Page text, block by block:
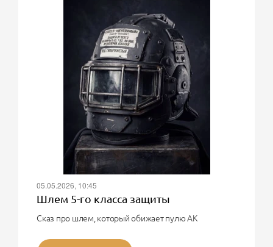
05.05.2026, 10:45
Шлем 5-го класса защиты
Сказ про шлем, который обижает пулю АК
О, великий воин! Твоя мечта - шлем 5-го класса